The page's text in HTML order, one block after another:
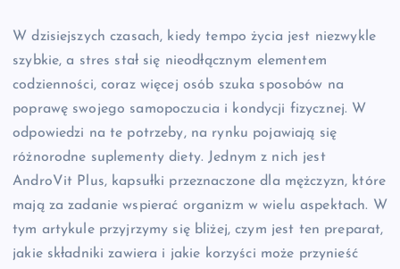
W dzisiejszych czasach, kiedy tempo życia jest niezwykle
szybkie, a stres stał się nieodłącznym elementem
codzienności, coraz więcej osób szuka sposobów na
poprawę swojego samopoczucia i kondycji fizycznej. W
odpowiedzi na te potrzeby, na rynku pojawiają się
różnorodne suplementy diety. Jednym z nich jest
AndroVit Plus, kapsułki przeznaczone dla mężczyzn, które
mają za zadanie wspierać organizm w wielu aspektach. W
tym artykule przyjrzymy się bliżej, czym jest ten preparat,
jakie składniki zawiera i jakie korzyści może przynieść